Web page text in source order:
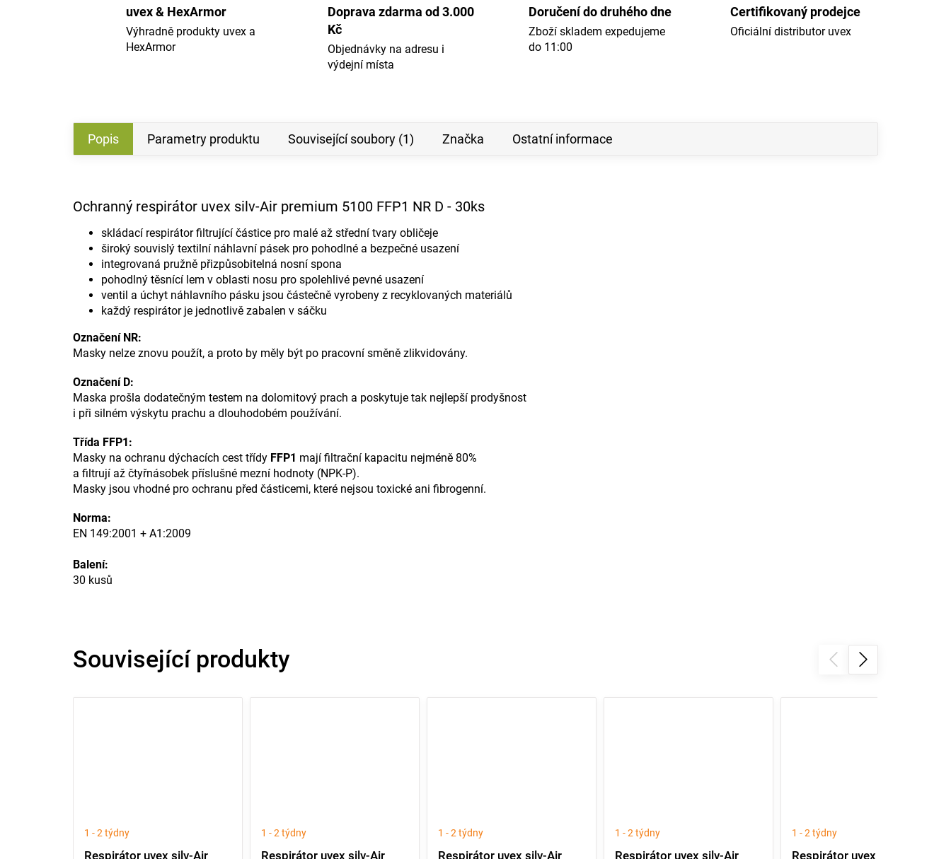
uvex & HexArmor
Výhradně produkty uvex a
HexArmor
Doprava zdarma od 3.000
Kč
Objednávky na adresu i
výdejní místa
Doručení do druhého dne
Zboží skladem expedujeme
do 11:00
Certifikovaný prodejce
Oficiální distributor uvex
Související produkty
Respirátor uvex silv-Air
1 - 2 týdny
Respirátor uvex silv-Air
1 - 2 týdny
Respirátor uvex silv-Air
1 - 2 týdny
Respirátor uvex silv-Air
1 - 2 týdny
Respirátor uvex silv-Air
1 - 2 týdny
Popis Parametry produktu Související soubory (1) Značka Ostatní informace
Ochranný respirátor uvex silv-Air premium 5100 FFP1 NR D - 30ks
skládací respirátor filtrující částice pro malé až střední tvary obličeje
široký souvislý textilní náhlavní pásek pro pohodlné a bezpečné usazení
integrovaná pružně přizpůsobitelná nosní spona
pohodlný těsnící lem v oblasti nosu pro spolehlivé pevné usazení
ventil a úchyt náhlavního pásku jsou částečně vyrobeny z recyklovaných materiálů
každý respirátor je jednotlivě zabalen v sáčku
Označení NR:
Masky nelze znovu použít, a proto by měly být po pracovní směně zlikvidovány.
Označení D:
Maska prošla dodatečným testem na dolomitový prach a poskytuje tak nejlepší prodyšnost
i při silném výskytu prachu a dlouhodobém používání.
Třída FFP1:
Masky na ochranu dýchacích cest třídy FFP1 mají filtrační kapacitu nejméně 80%
a filtrují až čtyřnásobek příslušné mezní hodnoty (NPK-P).
Masky jsou vhodné pro ochranu před částicemi, které nejsou toxické ani fibrogenní.
Norma:
EN 149:2001 + A1:2009
Balení:
30 kusů